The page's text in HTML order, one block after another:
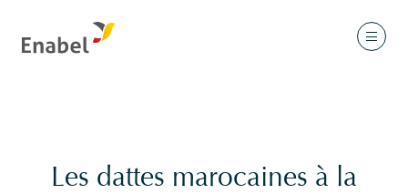
Les dattes marocaines à la